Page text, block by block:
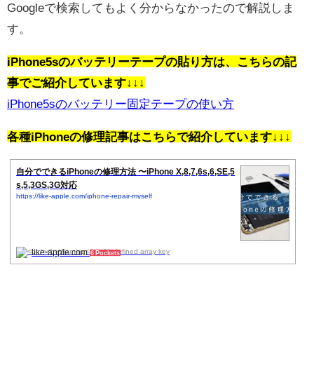
Googleで検索してもよく分からなかったので解説しま
す。
iPhone5sのバッテリーテープの貼り方は、こちらの記
事でご紹介しています↓↓↓
iPhone5sのバッテリー固定テープの使い方
各種iPhoneの修理記事はこちらで紹介しています↓↓↓
自分でできるiPhoneの修理方法 〜iPhone X,8,7,6s,6,SE,5
s,5,3GS,3G対応
https://like-apple.com/iphone-repair-myself
like-apple.com 6 Pockets